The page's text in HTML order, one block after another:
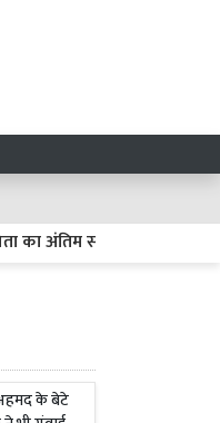
संस्कार, वृद्धाश्रम के
के बेटे